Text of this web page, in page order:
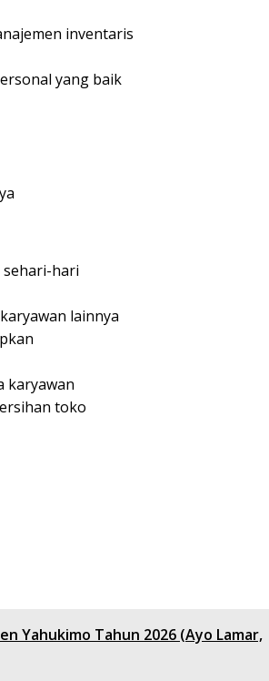
inventaris
yang baik
hari
lainnya
karyawan
toko
Yahukimo Tahun 2026 (Ayo Lamar,